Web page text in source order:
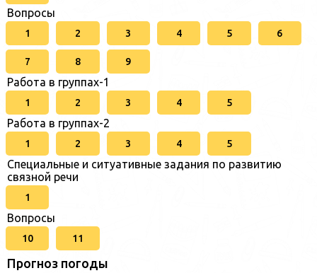
Вопросы
1 2 3 4 5 6
7 8 9
Работа в группах-1
1 2 3 4 5
Работа в группах-2
1 2 3 4 5
Специальные и ситуативные задания по развитию
связной речи
1
Вопросы
10 11
Прогноз погоды